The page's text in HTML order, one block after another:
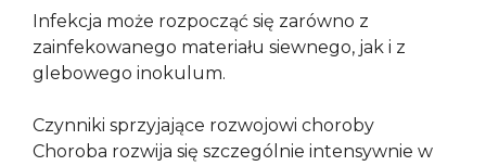
Infekcja może rozpocząć się zarówno z
zainfekowanego materiału siewnego, jak i z
glebowego inokulum.
Czynniki sprzyjające rozwojowi choroby
Choroba rozwija się szczególnie intensywnie w